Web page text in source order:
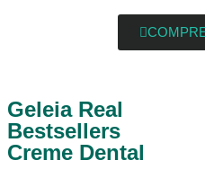
Geleia Real
Bestsellers
Creme Dental